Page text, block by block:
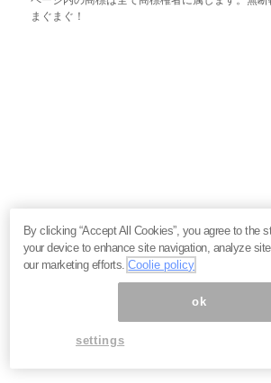
まぐまぐ！
By clicking “Accept All Cookies”, you agree to the
your device to enhance site navigation, analyze
our marketing efforts.Coolie policy
ok
settings